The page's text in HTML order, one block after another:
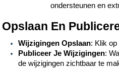
ondersteunen en
Opslaan En
Wijzigingen Opslaan: Klik op
Publiceer Je Wijzigingen:
de wijzigingen zichtbaar te